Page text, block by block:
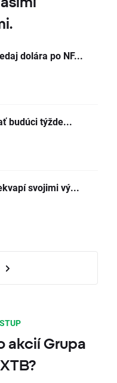
dolára po NF...
budúci týžde...
svojimi vý...
akcií Grupa